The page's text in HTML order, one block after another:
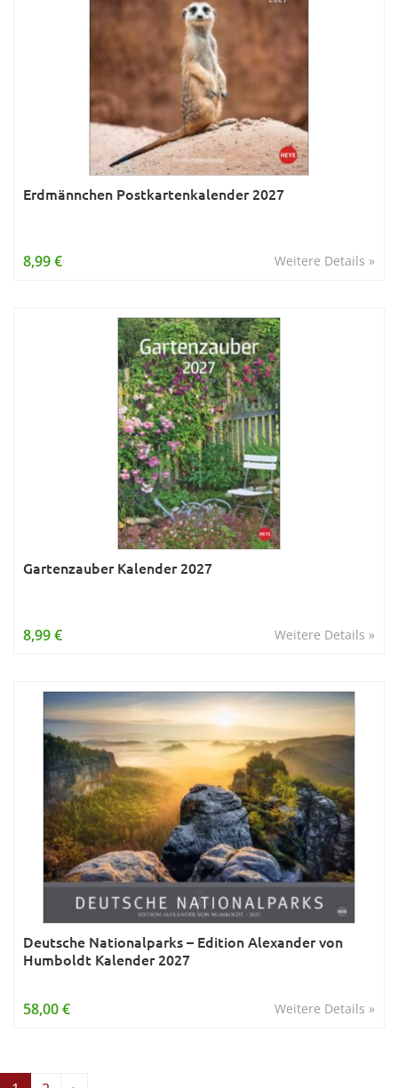
Erdmännchen Postkartenkalender 2027
Weitere Details »
8,99 €
Gartenzauber Kalender 2027
Weitere Details »
8,99 €
Deutsche Nationalparks – Edition Alexander von
Humboldt Kalender 2027
Weitere Details »
58,00 €